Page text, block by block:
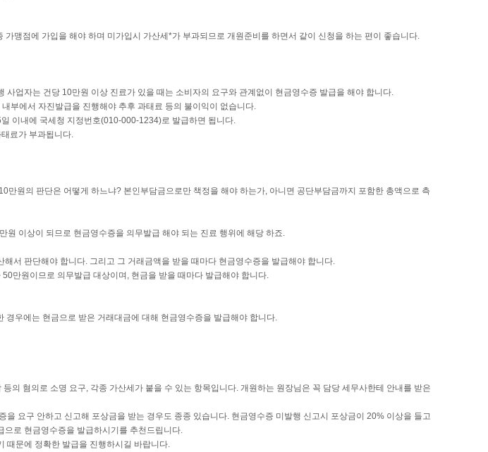
맹점에 가입을 해야 하며 미가입시 가산세*가 부과되므로 개원준비를 하면서 같이 신청을 하는 편이 좋습니다.
업자는 건당 10만원 이상 진료가 있을 때는 소비자의 요구와 관계없이 현금영수증 발급을 해야 합니다.
부에서 자진발급을 진행해야 추후 과태료 등의 불이익이 없습니다.
이내에 국세청 지정번호(010-000-1234)로 발급하면 됩니다.
료가 부과됩니다.
만원의 판단은 어떻게 하느냐? 본인부담금으로만 책정을 해야 하는가, 아니면 공단부담금까지 포함한 총액으로 측
이상이 되므로 현금영수증을 의무발급 해야 되는 진료 행위에 해당 하죠.
서 판단해야 합니다. 그리고 그 거래금액을 받을 때마다 현금영수증을 발급해야 합니다.
만원이므로 의무발급 대상이며, 현금을 받을 때마다 발급해야 합니다.
우에는 현금으로 받은 거래대금에 대해 현금영수증을 발급해야 합니다.
의 혐의로 소명 요구, 각종 가산세가 붙을 수 있는 항목입니다. 개원하는 원장님은 꼭 담당 세무사한테 안내를 받은
요구 안하고 신고해 포상금을 받는 경우도 종종 있습니다. 현금영수증 미발행 신고시 포상금이 20% 이상을 들고
로 현금영수증을 발급하시기를 추천드립니다.
때문에 정확한 발급을 진행하시길 바랍니다.